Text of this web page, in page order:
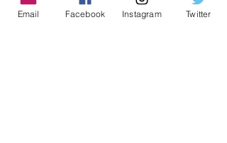
31 de out. de 2022
3 min de leitura
Email Facebook Instagram Twitter